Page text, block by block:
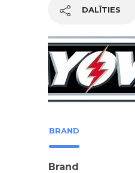
DALĪTIES
BRAND
Brand